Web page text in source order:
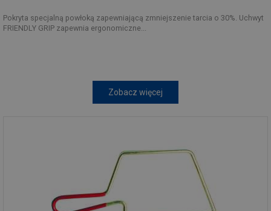
Pokryta specjalną powłoką zapewniającą zmniejszenie tarcia o 30%. Uchwyt
FRIENDLY GRIP zapewnia ergonomiczne...
Zobacz więcej